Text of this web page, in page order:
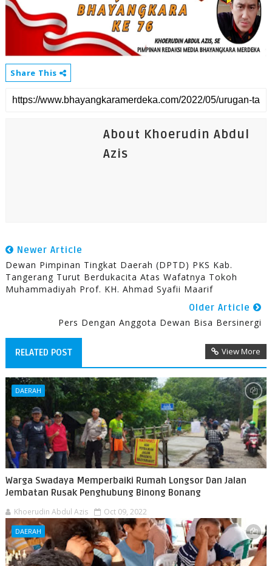
Share This
About Khoerudin Abdul
Azis
Newer Article
Dewan Pimpinan Tingkat Daerah (DPTD) PKS Kab.
Tangerang Turut Berdukacita Atas Wafatnya Tokoh
Muhammadiyah Prof. KH. Ahmad Syafii Maarif
Older Article
Pers Dengan Anggota Dewan Bisa Bersinergi
RELATED POST View More
DAERAH
Warga Swadaya Memperbaiki Rumah Longsor Dan Jalan
Jembatan Rusak Penghubung Binong Bonang
Khoerudin Abdul Azis Oct 09, 2022
DAERAH